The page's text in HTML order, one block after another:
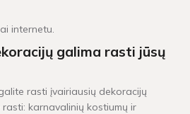
internetu.
galima rasti jūsų
rasti įvairiausių dekoracijų
karnavalinių kostiumų ir